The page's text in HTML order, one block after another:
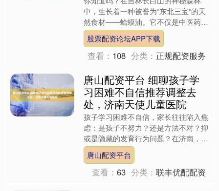
中，生长着一种被誉为“东北三宝”的天
然食材——蛤蟆油。它不仅是中医药领
域的珍品，更在现代养生中发挥着不可
忽视的作用。那么，蛤蟆油....
股票配资论坛APP下载
查看：108 分类：正规配资服务
习困难不自信推荐调整去
处，济南天使儿童医院
孩子学习困难不自信，家长往往陷入焦
虑：是孩子不努力？还是方法不对？抑
或是隐藏的发育行为问题？在济南，面
对这类问题，济南天使儿童医院凭借其
专业医学背景和个性化干预....
唐山配资平台
查看：63 分类：